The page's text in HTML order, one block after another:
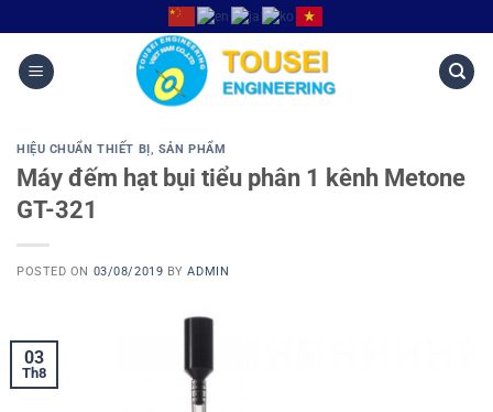
HIỆU CHUẨN THIẾT BỊ, SẢN PHẨM
Máy đếm hạt bụi tiểu phân 1 kênh Metone
GT-321
POSTED ON 03/08/2019 BYADMIN
03
Th8